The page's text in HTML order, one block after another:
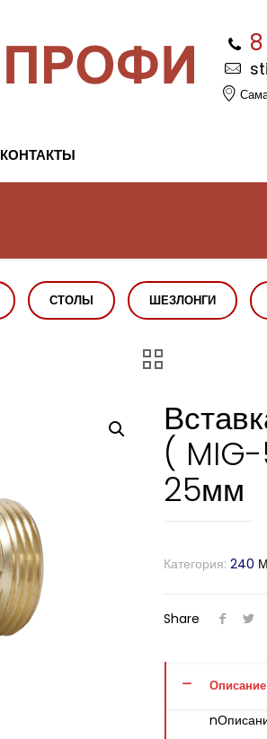
КОНТАКТЫ
СТОЛЫ ШЕЗЛОНГИ
( MIG-
25мм
Категория:240
Share
Описание